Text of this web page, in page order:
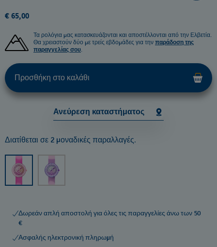
€ 65,00
Τα ρολόγια μας κατασκευάζονται και αποστέλλονται από την Ελβετία.
Θα χρειαστούν δύο με τρείς εβδομάδες για την παράδοση της
παραγγελίας σου.
Προσθήκη στο καλάθι
Ανεύρεση καταστήματος
Διατίθεται σε 2 μοναδικές παραλλαγές.
Δωρεάν απλή αποστολή για όλες τις παραγγελίες άνω των 50
€
Ασφαλής ηλεκτρονική πληρωμή